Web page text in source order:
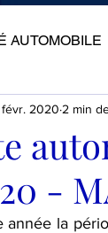
AUTOMOBILE
-
2020 2 min
année la